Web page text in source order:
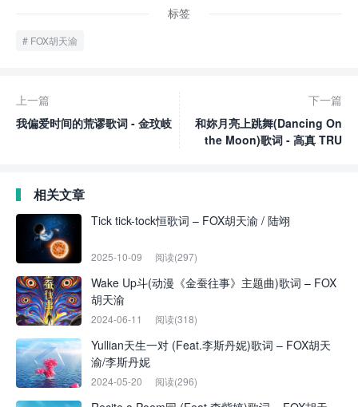
标签
FOX胡天渝
上一篇
我偏爱时间的荒谬歌词 - 金玟岐
下一篇
和妳月亮上跳舞(Dancing On
the Moon)歌词 - 高真 TRU
相关文章
Tick tick-tock恒歌词 – FOX胡天渝 / 陆翊
2025-10-09 阅读(297)
Wake Up斗(动漫《金蚕往事》主题曲)歌词 – FOX
胡天渝
2024-06-11 阅读(318)
Yullian天生一对 (Feat.李斯丹妮)歌词 – FOX胡天
渝/李斯丹妮
2024-05-20 阅读(296)